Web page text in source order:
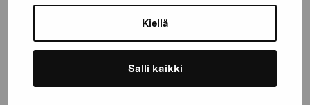
Kiellä
Salli kaikki
Ota yhteyttä